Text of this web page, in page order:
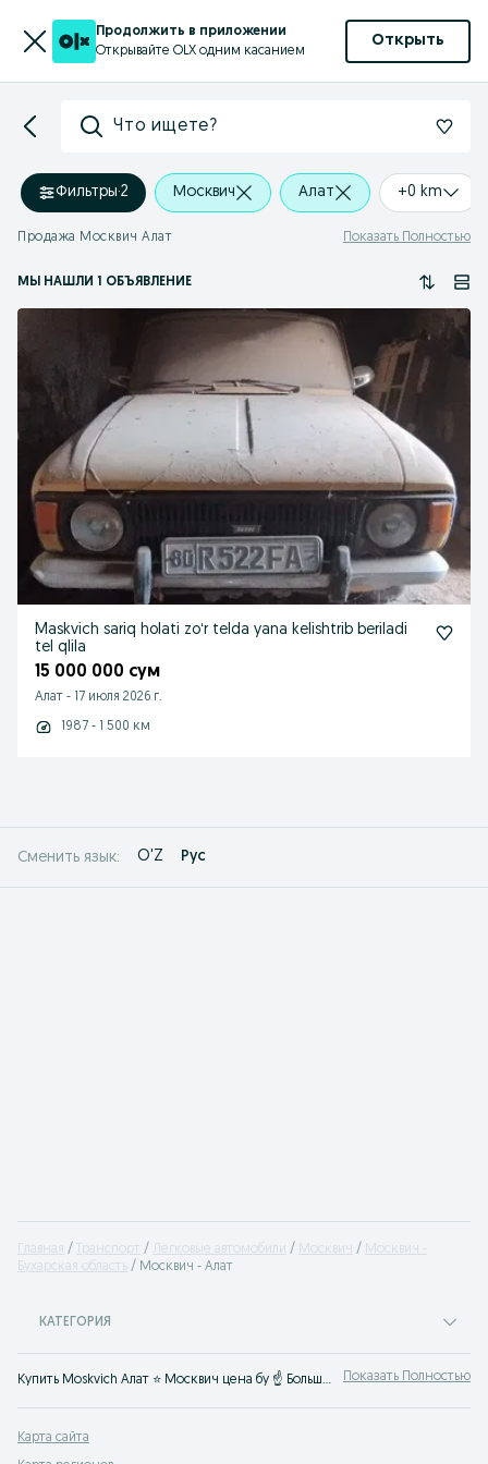
Продолжить в приложении
Открывайте OLX одним касанием
Открыть
Что ищете?
Фильтры·2 Москвич Алат +0 km
Продажа Москвич Алат Показать Полностью
МЫ НАШЛИ 1 ОБЪЯВЛЕНИЕ
Maskvich sariq holati zoʻr telda yana kelishtrib beriladi
tel qlila
15 000 000 сум
Алат - 17 июля 2026 г.
1987 - 1 500 км
Сменить язык: O'Z Рус
Главная Транспорт Легковые автомобили Москвич
Москвич -
Бухарская область
Москвич - Алат
КАТЕГОРИЯ
Купить Moskvich Алат ⭐ Москвич цена бу ☝ Большой выбор автомобилей по выгодным ценам на OLX.uz Показать Полностью
Карта сайта